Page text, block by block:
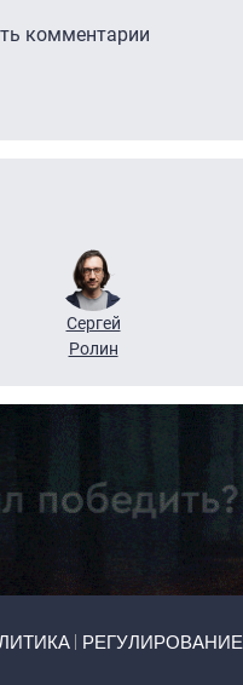
комментарии
Сергей
Ролин
РЕГУЛИРОВАНИЕ